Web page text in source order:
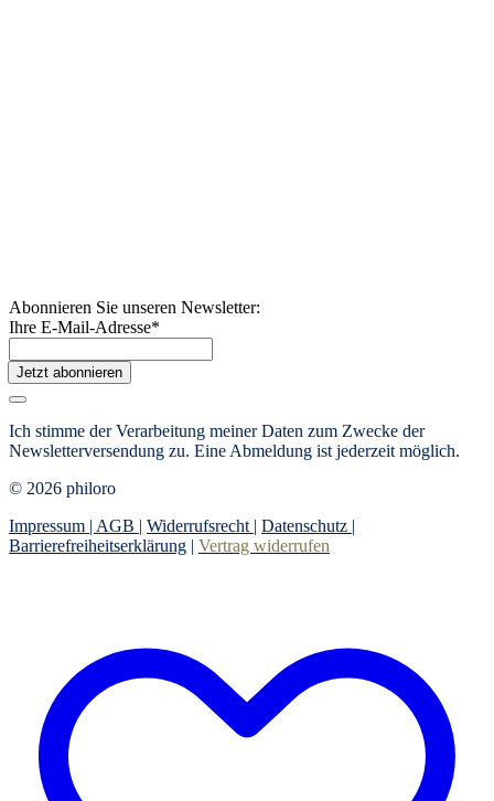
Abonnieren Sie unseren Newsletter:
Ihre E-Mail-Adresse*
Jetzt abonnieren
Ich stimme der Verarbeitung meiner Daten zum Zwecke der
Newsletterversendung zu. Eine Abmeldung ist jederzeit möglich.
© 2026 philoro
Impressum | AGB | Widerrufsrecht | Datenschutz |
Barrierefreiheitserklärung | Vertrag widerrufen